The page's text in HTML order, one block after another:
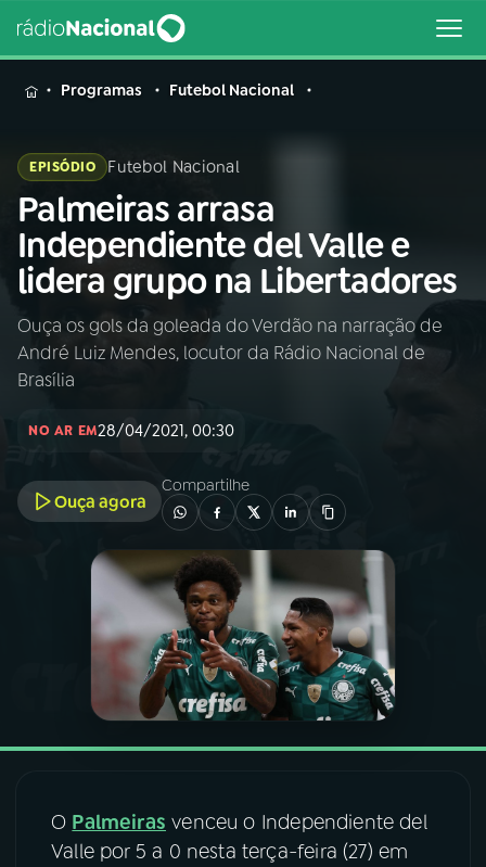
MENU
Buscar
na
Rádio
Nacional
Buscar
AO VIVO
PROGRAMAS
PODCASTS
06VIDEOCASTS
07ÚLTIMAS
Programas Futebol Nacional
EPISÓDIO Futebol Nacional
Palmeiras arrasa
Independiente del Valle e
lidera grupo na Libertadores
Ouça os gols da goleada do Verdão na narração de
André Luiz Mendes, locutor da Rádio Nacional de
Brasília
NO AR EM28/04/2021, 00:30
Ouça agora
Compartilhe
O Palmeiras venceu o Independiente del
Valle por 5 a 0 nesta terça-feira (27) em